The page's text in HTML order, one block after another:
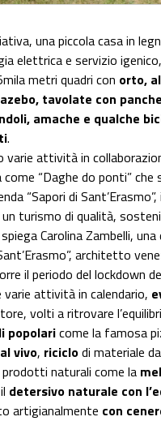
una piccola casa in
elettrica e servizio
metri quadri con orto,
tavolate con
amache e qualche
.
varie attività in
come “Daghe do ponti”
“Sapori di
turismo di qualità,
spiega Carolina Zambelli,
architetto
il periodo del lockdown
varie attività in calendario,
volti a ritrovare
popolaricome la famosa
vivo, riciclodi materiale
prodotti naturali come la
detersivo naturale con
artigianalmente con